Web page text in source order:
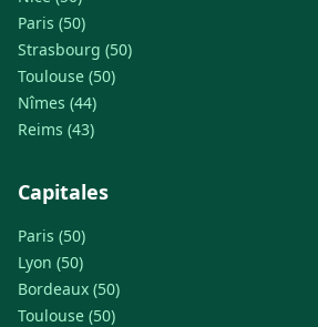
Paris (50)
Strasbourg (50)
Toulouse (50)
Nîmes (44)
Reims (43)
Capitales
Paris (50)
Lyon (50)
Bordeaux (50)
Toulouse (50)